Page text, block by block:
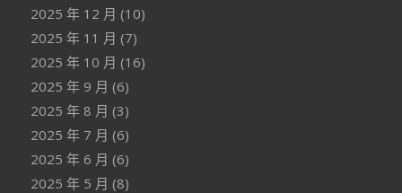
2025 年 12 月 (10)
2025 年 11 月 (7)
2025 年 10 月 (16)
2025 年 9 月 (6)
2025 年 8 月 (3)
2025 年 7 月 (6)
2025 年 6 月 (6)
2025 年 5 月 (8)